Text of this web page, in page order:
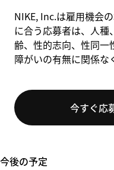
NIKE, Inc.は雇用機会
に合う応募者は、人
齢、性的志向、性同一
障がいの有無に関係な
今すぐ応
今後の予定